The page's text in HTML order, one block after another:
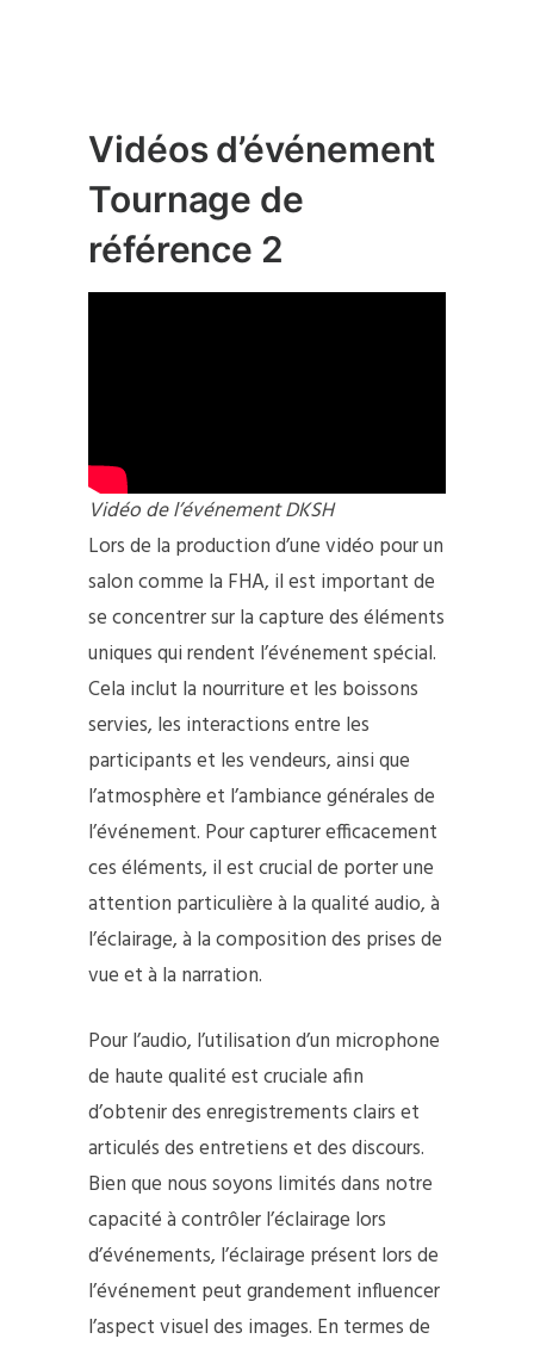
Vidéos d’événement
Tournage de
référence 2
Vidéo de l’événement DKSH
Lors de la production d’une vidéo pour un
salon comme la FHA, il est important de
se concentrer sur la capture des éléments
uniques qui rendent l’événement spécial.
Cela inclut la nourriture et les boissons
servies, les interactions entre les
participants et les vendeurs, ainsi que
l’atmosphère et l’ambiance générales de
l’événement. Pour capturer efficacement
ces éléments, il est crucial de porter une
attention particulière à la qualité audio, à
l’éclairage, à la composition des prises de
vue et à la narration.
Pour l’audio, l’utilisation d’un microphone
de haute qualité est cruciale afin
d’obtenir des enregistrements clairs et
articulés des entretiens et des discours.
Bien que nous soyons limités dans notre
capacité à contrôler l’éclairage lors
d’événements, l’éclairage présent lors de
l’événement peut grandement influencer
l’aspect visuel des images. En termes de